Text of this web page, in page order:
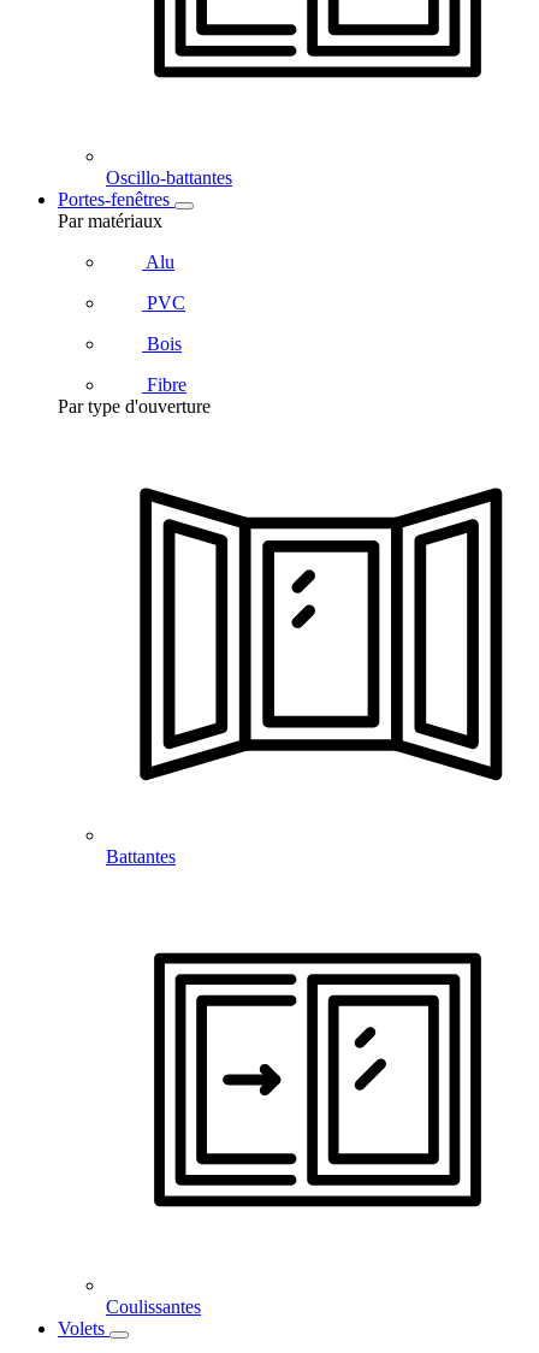
Oscillo-battantes
Portes-fenêtres
Par matériaux
Alu
PVC
Bois
Fibre
Par type d'ouverture
Battantes
Coulissantes
Volets